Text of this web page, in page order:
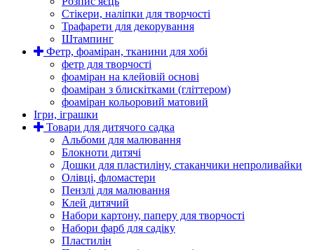
Стікери, наліпки для творчості
Трафарети для декорування
Штампинг
Фетр, фоаміран, тканини для хобі
фетр для творчості
фоаміран на клейовій основі
фоаміран з блискітками (гліттером)
фоаміран кольоровий матовий
Ігри, іграшки
Товари для дитячого садка
Альбоми для малювання
Блокноти дитячі
Дошки для пластиліну, стаканчики непроливайки
Олівці, фломастери
Пензлі для малювання
Клей дитячий
Набори картону, паперу для творчості
Набори фарб для садіку
Пластилін